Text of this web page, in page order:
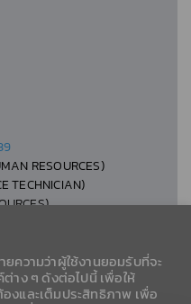
านครปฐม)
านครปฐม)
RESOURCES)
TECHNICIAN)
วามว่าผู้ใช้งานยอมรับที่จะ
าง ๆ ดังต่อไปนี้ เพื่อให้
งและเต็มประสิทธิภาพ เพื่อ